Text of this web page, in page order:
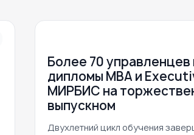
Более 70 управленцев
дипломы MBA и
МИРБИС на
выпускном
Двухлетний цикл обучения